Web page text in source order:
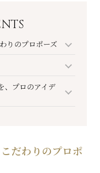
りのプロポーズ
、プロのアイデ
だわりのプロポ